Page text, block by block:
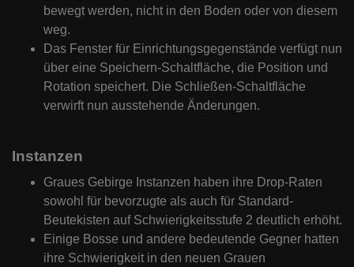
bewegt werden, nicht in den Boden oder von diesem
weg.
Das Fenster für Einrichtungsgegenstände verfügt nun
über eine Speichern-Schaltfläche, die Position und
Rotation speichert. Die Schließen-Schaltfläche
verwirft nun ausstehende Änderungen.
Instanzen
Graues Gebirge Instanzen haben ihre Drop-Raten
sowohl für bevorzugte als auch für Standard-
Beutekisten auf Schwierigkeitsstufe 2 deutlich erhöht.
Einige Bosse und andere bedeutende Gegner hatten
ihre Schwierigkeit in den neuen Grauen